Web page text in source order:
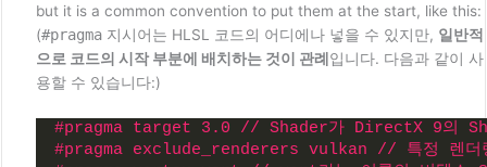
but it is a common convention to put them at the start, like this:
(#pragma지시어는 HLSL 코드의 어디에나 넣을 수 있지만, 일반적
으로 코드의 시작 부분에 배치하는 것이 관례 입니다. 다음과 같이 사
용할 수 있습니다:)
#pragma target 3.0 // Shader가 DirectX 9의
#pragma exclude_renderers vulkan // 특정 렌더